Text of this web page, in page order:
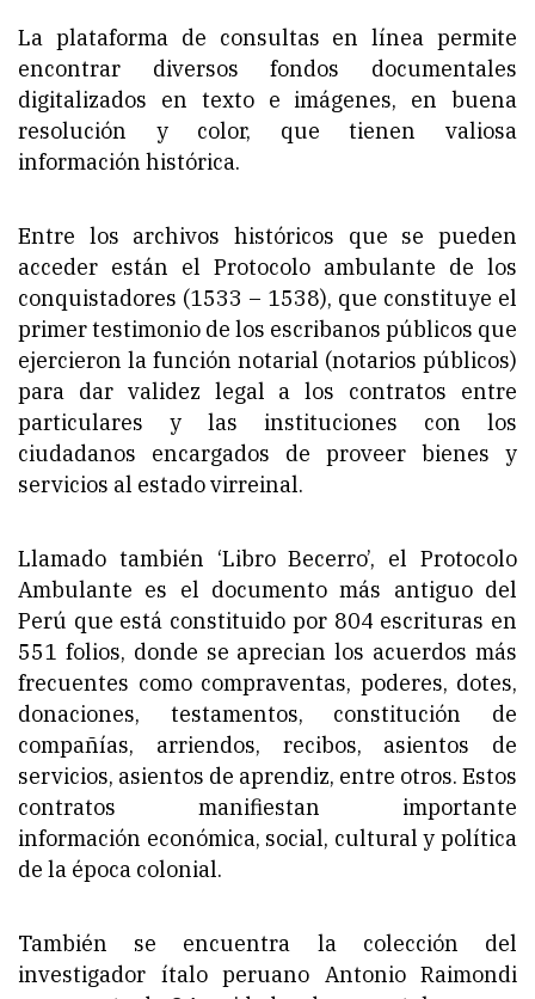
La plataforma de consultas en línea permite
encontrar diversos fondos documentales
digitalizados en texto e imágenes, en buena
resolución y color, que tienen valiosa
información histórica.
Entre los archivos históricos que se pueden
acceder están el Protocolo ambulante de los
conquistadores (1533 – 1538), que constituye el
primer testimonio de los escribanos públicos que
ejercieron la función notarial (notarios públicos)
para dar validez legal a los contratos entre
particulares y las instituciones con los
ciudadanos encargados de proveer bienes y
servicios al estado virreinal.
Llamado también ‘Libro Becerro’, el Protocolo
Ambulante es el documento más antiguo del
Perú que está constituido por 804 escrituras en
551 folios, donde se aprecian los acuerdos más
frecuentes como compraventas, poderes, dotes,
donaciones, testamentos, constitución de
compañías, arriendos, recibos, asientos de
servicios, asientos de aprendiz, entre otros. Estos
contratos manifiestan importante
información económica, social, cultural y política
de la época colonial.
También se encuentra la colección del
investigador ítalo peruano Antonio Raimondi